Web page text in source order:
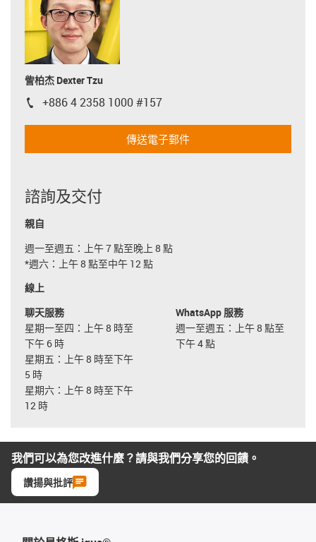
訾柏杰 Dexter Tzu
igus-icon-phone
+886 4 2358 1000 #157
傳送電子郵件
諮詢及交付
親自
週一至週五：上午 7 點至晚上 8 點
*週六：上午 8 點至中午 12 點
線上
聊天服務
星期一至四：上午 8 時至
下午 6 時
星期五：上午 8 時至下午
5 時
星期六：上午 8 時至下午
12 時
WhatsApp 服務
週一至週五：上午 8 點至
下午 4 點
我們可以為您改進什麼？請與我們分享您的回饋。
讚揚與批評